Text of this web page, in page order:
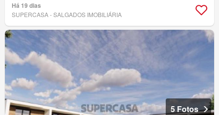
Há 19 dias
SUPERCASA - SALGADOS IMOBILIÁRIA
5 Fotos